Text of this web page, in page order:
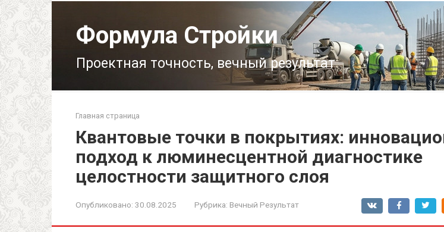
Формула Стройки
Проектная точность, вечный результат
Главная страница
Квантовые точки в покрытиях:
подход к люминесцентной диагностике
целостности защитного слоя
Опубликовано: 30.08.2025 Рубрика: Вечный Результат